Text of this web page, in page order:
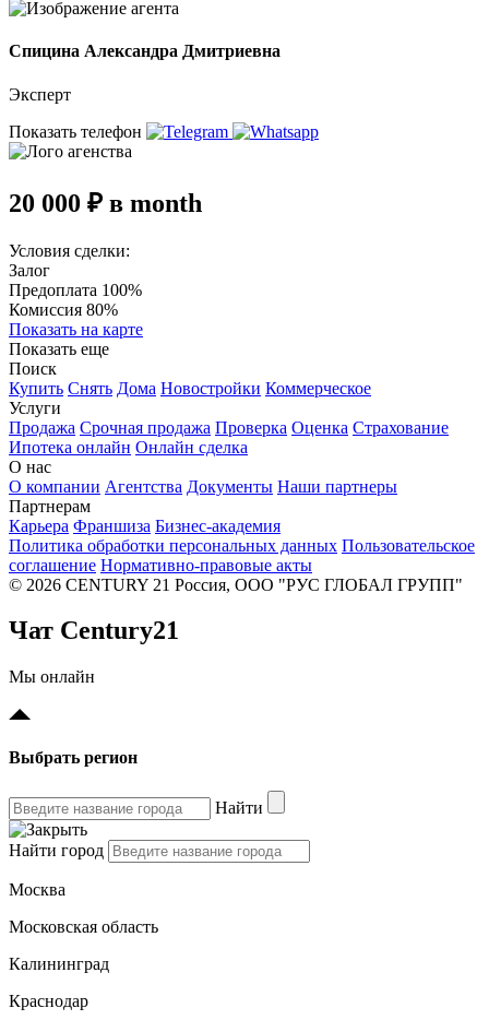
Спицина Александра Дмитриевна
Эксперт
Показать телефон
20 000 ₽ в month
Условия сделки:
Залог
Предоплата 100%
Комиссия 80%
Показать на карте
Показать еще
Поиск
Купить Снять Дома Новостройки Коммерческое
Услуги
Продажа Срочная продажа Проверка Оценка Страхование
Ипотека онлайн Онлайн сделка
О нас
О компании Агентства Документы Наши партнеры
Партнерам
Карьера Франшиза Бизнес-академия
Политика обработки персональных данных Пользовательское
соглашение Нормативно-правовые акты
© 2026 CENTURY 21 Россия, ООО "РУС ГЛОБАЛ ГРУПП"
Чат Century21
Мы онлайн
Выбрать регион
Найти
Найти город
Москва
Московская область
Калининград
Краснодар